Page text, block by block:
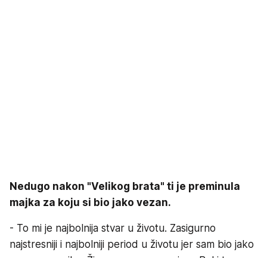
Nedugo nakon "Velikog brata" ti je preminula
majka za koju si bio jako vezan.
- To mi je najbolnija stvar u životu. Zasigurno
najstresniji i najbolniji period u životu jer sam bio jako